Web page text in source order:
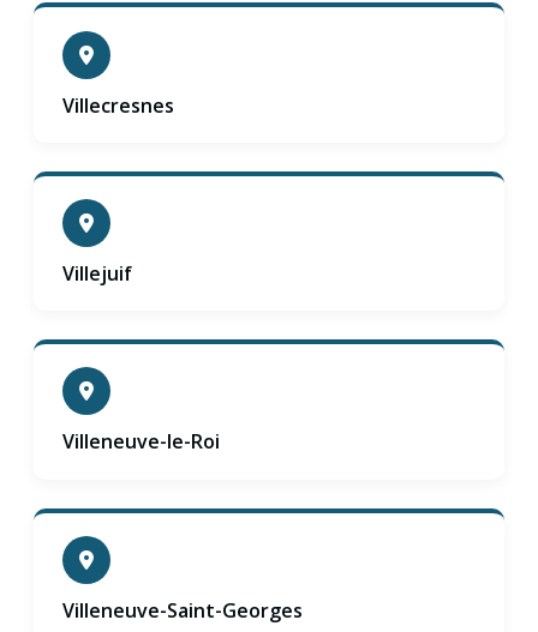
Villecresnes
Villejuif
Villeneuve-le-Roi
Villeneuve-Saint-Georges